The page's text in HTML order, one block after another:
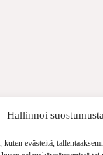
Hallinnoi
evästeitä,